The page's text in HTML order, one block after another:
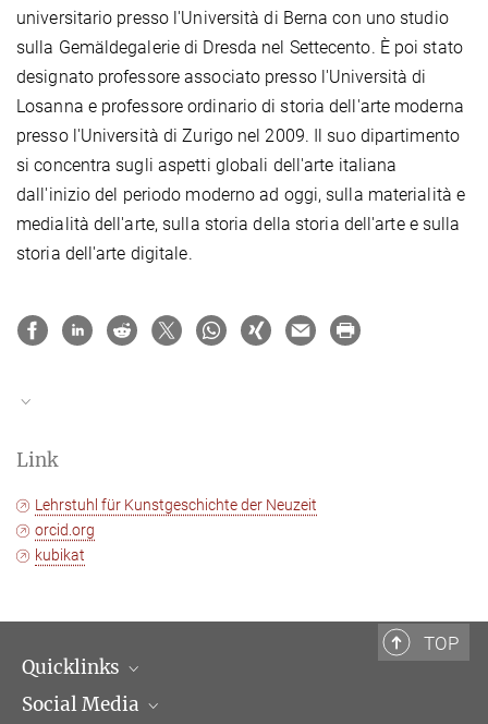
universitario presso l'Università di Berna con uno studio
sulla Gemäldegalerie di Dresda nel Settecento. È poi stato
designato professore associato presso l'Università di
Losanna e professore ordinario di storia dell'arte moderna
presso l'Università di Zurigo nel 2009. Il suo dipartimento
si concentra sugli aspetti globali dell'arte italiana
dall'inizio del periodo moderno ad oggi, sulla materialità e
medialità dell'arte, sulla storia della storia dell'arte e sulla
storia dell'arte digitale.
Fissa un appuntamento
Link
Lehrstuhl für Kunstgeschichte der Neuzeit
orcid.org
kubikat
TOP
Quicklinks
Dipartimenti di ricerca
Social Media